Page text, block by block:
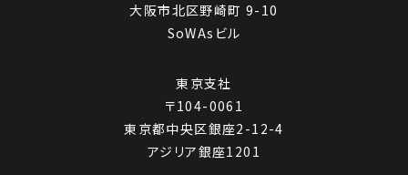
大阪市北区野崎町 9-10
SoWAsビル
東京支社
〒104-0061
東京都中央区銀座2-12-4
アジリア銀座1201